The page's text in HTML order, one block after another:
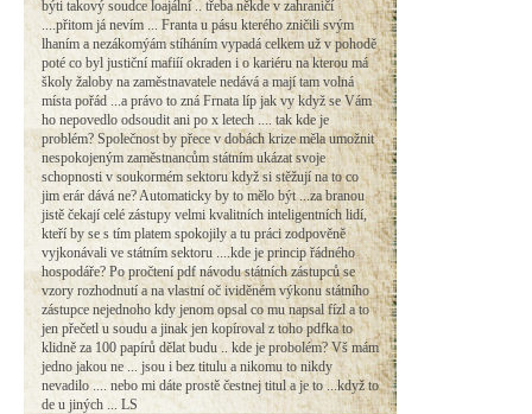
býti takový soudce loajální .. třeba někde v zahraničí
....přitom já nevím ... Franta u pásu kterého zničili svým
lhaním a nezákomýám stíháním vypadá celkem už v pohodě
poté co byl justiční mafiíí okraden i o kariéru na kterou má
školy žaloby na zaměstnavatele nedává a mají tam volná
místa pořád ...a právo to zná Frnata líp jak vy když se Vám
ho nepovedlo odsoudit ani po x letech .... tak kde je
problém? Společnost by přece v dobách krize měla umožnit
nespokojeným zaměstnancům státním ukázat svoje
schopnosti v soukormém sektoru když si stěžují na to co
jim erár dává ne? Automaticky by to mělo být ...za branou
jistě čekají celé zástupy velmi kvalitních inteligentních lidí,
kteří by se s tím platem spokojily a tu práci zodpověně
vyjkonávali ve státním sektoru ....kde je princip řádného
hospodáře? Po pročtení pdf návodu státních zástupců se
vzory rozhodnutí a na vlastní oč ividěném výkonu státního
zástupce nejednoho kdy jenom opsal co mu napsal fízl a to
jen přečetl u soudu a jinak jen kopíroval z toho pdfka to
klidně za 100 papírů dělat budu .. kde je probolém? Vš mám
jedno jakou ne ... jsou i bez titulu a nikomu to nikdy
nevadilo .... nebo mi dáte prostě čestnej titul a je to ...když to
de u jiných ... LS